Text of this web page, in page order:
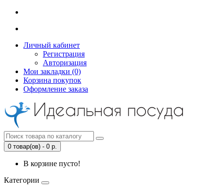
Личный кабинет
Регистрация
Авторизация
Мои закладки (0)
Корзина покупок
Оформление заказа
0 товар(ов) - 0 р.
В корзине пусто!
Категории